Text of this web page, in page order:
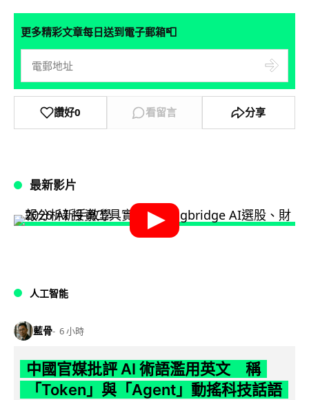
更多精彩文章每日送到電子郵箱📮
讚好0 看留言 分享
最新影片
人工智能
藍骨 6 小時
中國官媒批評 AI 術語濫用英文 稱
「Token」與「Agent」動搖科技話語